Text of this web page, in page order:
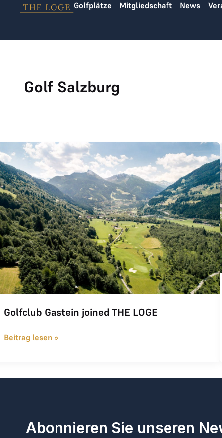
Zum Inhalt springen Golfplätze Mitgliedschaft News
Golf Salzburg
Golfclub Gastein joined THE LOGE
Golfclub Gastein joined THE LOGE
Beitrag lesen »
Abonnieren Sie unseren